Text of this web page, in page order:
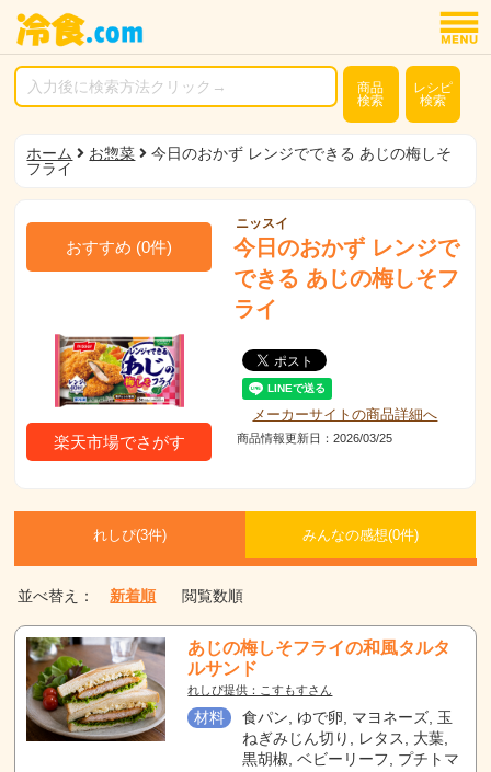
商品
検索
レシピ
検索
ホーム お惣菜
今日のおかず レンジでできる あじの梅しそ
フライ
おすすめ (0件)
楽天市場でさがす
ニッスイ
今日のおかず レンジで
できる あじの梅しそフ
ライ
メーカーサイトの商品詳細へ
商品情報更新日：2026/03/25
れしぴ(3件) みんなの感想(0件)
並べ替え： 新着順 閲覧数順
あじの梅しそフライの和風タルタ
ルサンド
れしぴ提供：こすもすさん
材料
食パン, ゆで卵, マヨネーズ, 玉
ねぎみじん切り, レタス, 大葉,
黒胡椒, ベビーリーフ, プチトマ